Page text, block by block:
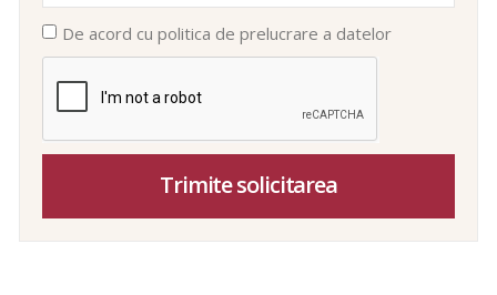
De acord cu politica de prelucrare a datelor
Trimite solicitarea